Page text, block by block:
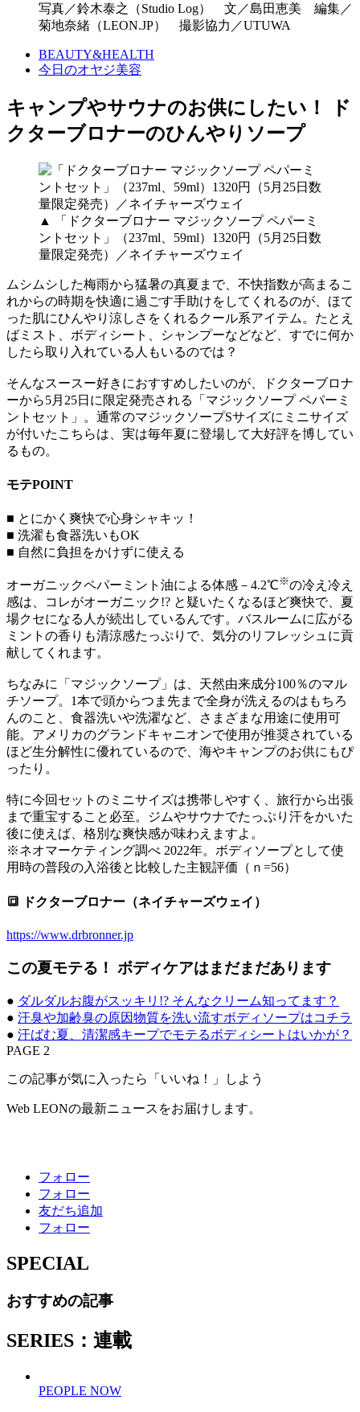
写真／鈴木泰之（Studio Log） 文／島田恵美 編集／
菊地奈緒（LEON.JP） 撮影協力／UTUWA
BEAUTY&HEALTH
今日のオヤジ美容
キャンプやサウナのお供にしたい！ ド
クターブロナーのひんやりソープ
▲ 「ドクターブロナー マジックソープ ペパーミ
ントセット」（237ml、59ml）1320円（5月25日数
量限定発売）／ネイチャーズウェイ
ムシムシした梅雨から猛暑の真夏まで、不快指数が高まるこ
れからの時期を快適に過ごす手助けをしてくれるのが、ほて
った肌にひんやり涼しさをくれるクール系アイテム。たとえ
ばミスト、ボディシート、シャンプーなどなど、すでに何か
したら取り入れている人もいるのでは？
そんなスースー好きにおすすめしたいのが、ドクターブロナ
ーから5月25日に限定発売される「マジックソープ ペパーミ
ントセット」。通常のマジックソープSサイズにミニサイズ
が付いたこちらは、実は毎年夏に登場して大好評を博してい
るもの。
モテPOINT
■ とにかく爽快で心身シャキッ！
■ 洗濯も食器洗いもOK
■ 自然に負担をかけずに使える
オーガニックペパーミント油による体感－4.2℃ ※の冷え冷え
感は、コレがオーガニック!? と疑いたくなるほど爽快で、夏
場クセになる人が続出しているんです。バスルームに広がる
ミントの香りも清涼感たっぷりで、気分のリフレッシュに貢
献してくれます。
ちなみに「マジックソープ」は、天然由来成分100％のマル
チソープ。1本で頭からつま先まで全身が洗えるのはもちろ
んのこと、食器洗いや洗濯など、さまざまな用途に使用可
能。アメリカのグランドキャニオンで使用が推奨されている
ほど生分解性に優れているので、海やキャンプのお供にもぴ
ったり。
特に今回セットのミニサイズは携帯しやすく、旅行から出張
まで重宝すること必至。ジムやサウナでたっぷり汗をかいた
後に使えば、格別な爽快感が味わえますよ。
※ネオマーケティング調べ 2022年。ボディソープとして使
用時の普段の入浴後と比較した主観評価（ｎ=56）
🔳 ドクターブロナー（ネイチャーズウェイ）
https://www.drbronner.jp
この夏モテる！ ボディケアはまだまだあります
● ダルダルお腹がスッキリ!? そんなクリーム知ってます？
● 汗臭や加齢臭の原因物質を洗い流すボディソープはコチラ
● 汗ばむ夏、清潔感キープでモテるボディシートはいかが？
PAGE 2
この記事が気に入ったら「いいね！」しよう
Web LEONの最新ニュースをお届けします。
フォロー
フォロー
友だち追加
フォロー
SPECIAL
おすすめの記事
SERIES：連載
PEOPLE NOW